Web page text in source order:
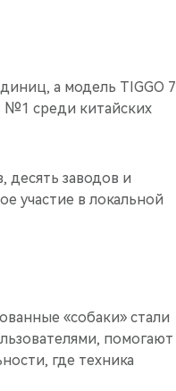
а модель TIGGO 7
№1 среди китайских
десять заводов и
участие в локальной
«собаки» стали
помогают
где техника